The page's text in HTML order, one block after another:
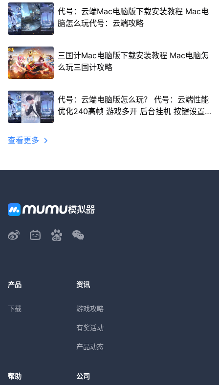
代号：云端Mac电脑版下载安装教程 Mac电
脑怎么玩代号：云端攻略
三国计Mac电脑版下载安装教程 Mac电脑怎
么玩三国计攻略
代号：云端电脑版怎么玩？ 代号：云端性能
优化240高帧 游戏多开 后台挂机 按键设置
查看更多
产品
下载
资讯
游戏攻略
有奖活动
产品动态
帮助 公司